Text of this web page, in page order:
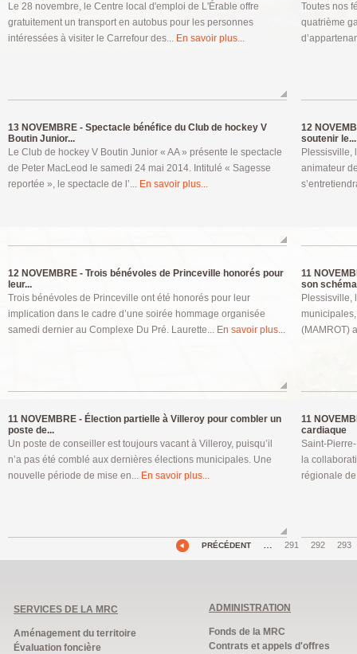
Le 28 novembre, le Centre local d'emploi de L'Érable offre
gratuitement un transport en autobus pour les personnes
intéressées à visiter le Carrefour des... En savoir plus...
Toutes nos
quatrième
13 NOVEMBRE - Spectacle bénéfice du Club de hockey V
Boutin Junior...
Le Club de hockey V Boutin Junior « AA » présente le spectacle
de Peter MacLeod le samedi 24 mai 2014. Intitulé « Sagesse
reportée », le spectacle de l’... En savoir plus...
12
soutenir le...
Plessisville,
animateur
12 NOVEMBRE - Trois bénévoles de Princeville honorés pour
leur...
Trois bénévoles de Princeville ont été honorés pour leur
implication dans le cadre d’une soirée hommage organisée
samedi dernier au Complexe Du Pré. Laurette... En savoir plus...
11
son
Plessisville,
(MAMROT)
11 NOVEMBRE - Élection partielle à Villeroy pour combler un
poste de...
Un poste de conseiller est toujours vacant à Villeroy, puisqu’il
n’a pas été comblé aux dernières élections municipales. Une
nouvelle période de mise en... En savoir plus...
11
cardiaque
Saint-
la
régionale
PRÉCÉDENT … 291 292 293
SERVICES DE LA MRC
Aménagement du territoire
Évaluation foncière
ADMINISTRATION
Fonds de la MRC
Contrats et appels d'offres